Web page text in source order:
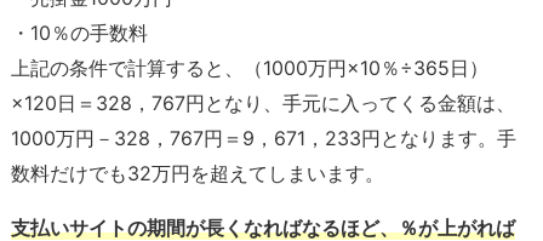
・10％の手数料
上記の条件で計算すると、（1000万円×10％÷365日）
×120日＝328，767円となり、手元に入ってくる金額は、
1000万円－328，767円＝9，671，233円となります。手
数料だけでも32万円を超えてしまいます。
支払いサイトの期間が長くなればなるほど、％が上がれば